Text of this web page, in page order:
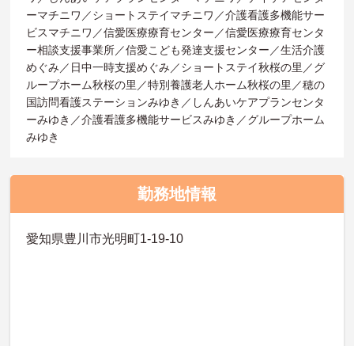
ーマチニワ／ショートステイマチニワ／介護看護多機能サー
ビスマチニワ／信愛医療療育センター／信愛医療療育センタ
ー相談支援事業所／信愛こども発達支援センター／生活介護
めぐみ／日中一時支援めぐみ／ショートステイ秋桜の里／グ
ループホーム秋桜の里／特別養護老人ホーム秋桜の里／穂の
国訪問看護ステーションみゆき／しんあいケアプランセンタ
ーみゆき／介護看護多機能サービスみゆき／グループホーム
みゆき
勤務地情報
愛知県豊川市光明町1-19-10